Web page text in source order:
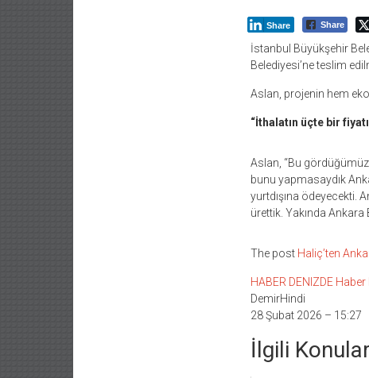
Share Share
İstanbul Büyükşehir
Belediyesi’ne teslim
Aslan, projenin hem
“İthalatın üçte bir
Aslan, “Bu
bunu yapmasaydık
yurtdışına ödeyecekti.
ürettik. Yakında Ankara
The post Haliç’ten
HABER DENIZDE Haber
DemirHindi
28 Şubat 2026 – 15:27
İlgili Konular